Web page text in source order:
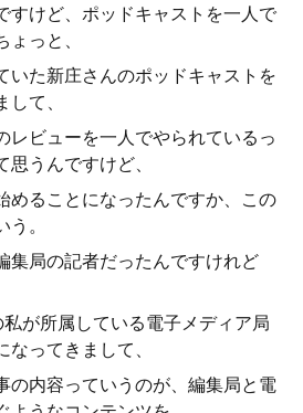
すけど、ポッドキャストを一人で
っと、
いた新庄さんのポッドキャストを
て、
レビューを一人でやられているっ
うんですけど、
めることになったんですか、この
。
集局の記者だったんですけれど
が所属している電子メディア局
ってきまして、
の内容っていうのが、編集局と電